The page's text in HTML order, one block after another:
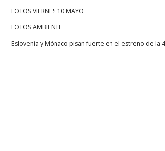
FOTOS VIERNES 10 MAYO
FOTOS AMBIENTE
Eslovenia y Mónaco pisan fuerte en el estreno de la